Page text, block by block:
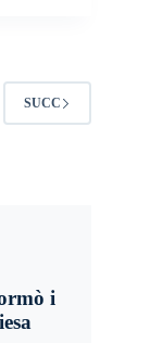
SUCC
i